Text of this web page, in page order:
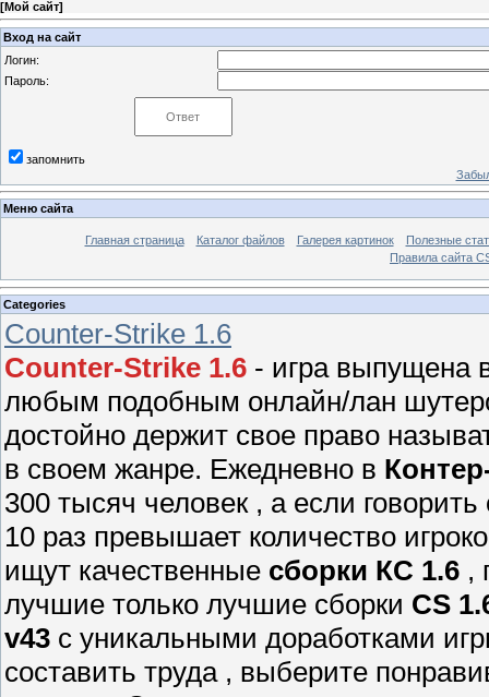
[Мой сайт]
Вход на сайт
Логин:
Пароль:
запомнить
Меню сайта
Главная страница Каталог файлов Галерея картинок
Полезные
Правила сайта
Categories
Counter-Strike 1.6
Counter-Strike 1.6 - игра выпущена
любым подобным онлайн/лан
достойно держит свое право
в своем жанре. Ежедневно в
300 тысяч человек , а если
10 раз превышает количество
ищут качественные сборки КС 1.6 ,
лучшие только лучшие сборки CS
v43 с уникальными доработками
составить труда , выберите